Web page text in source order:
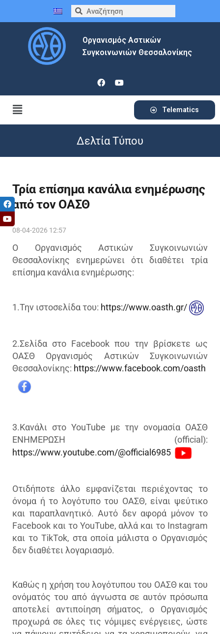
Οργανισμός Αστικών
Συγκοινωνιών Θεσσαλονίκης
Telematics
Δελτία Τύπου
Τρία επίσημα κανάλια ενημέρωσης
από τον ΟΑΣΘ
08-04-2026 12:57
Ο Οργανισμός Αστικών Συγκοινωνιών
Θεσσαλονίκης ενημερώνει ότι διαθέτει τρία
επίσημα κανάλια ενημέρωσης:
1.Την ιστοσελίδα του: https://www.oasth.gr/
2.Σελίδα στο Facebook που την βρίσκετε ως
ΟΑΣΘ Οργανισμός Αστικών Συγκοινωνιών
Θεσσαλονίκης: https://www.facebook.com/oasth
3.Κανάλι στο YouTube με την ονομασία ΟΑΣΘ
ΕΝΗΜΕΡΩΣΗ (official):
https://www.youtube.com/@official6985
Οτιδήποτε άλλο εμφανίζεται περιέχοντας το
όνομα ή το λογότυπο του ΟΑΣΘ, είναι ψεύτικο
και παραπλανητικό. Αυτό δεν αφορά μόνον το
Facebook και το YouTube, αλλά και το Instagram
και το TikTok, στα οποία μάλιστα ο Οργανισμός
δεν διαθέτει λογαριασμό.
Καθώς η χρήση του λογότυπου του ΟΑΣΘ και του
ονόματός του από άγνωστα σε αυτόν πρόσωπα
αποτελεί αντιποίηση σήματος, ο Οργανισμός
προχωρά σε όλες τις νόμιμες ενέργειες, ώστε